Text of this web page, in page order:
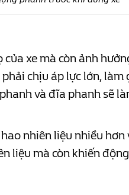
xe mà còn ảnh
chịu áp lực lớn,
và đĩa phanh sẽ
nhiên liệu nhiều
liệu mà còn khiến